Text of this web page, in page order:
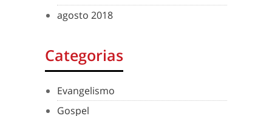
agosto 2018
Categorias
Evangelismo
Gospel